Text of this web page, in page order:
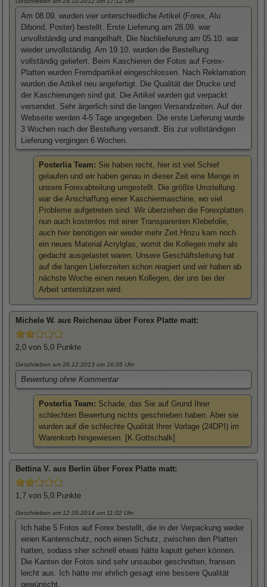
Am 08.09. wurden vier unterschiedliche Artikel (Forex, Alu
Dibond, Poster) bestellt. Erste Lieferung am 28.09. war
unvollständig und mangelhaft. Die Nachlieferung am 05.10. war
wieder unvollständig. Am 19.10. wurden die Bestellung
vollständig geliefert. Beim Kaschieren der Fotos auf Forex-
Platten wurden Fremdpartikel eingeschlossen. Nach Reklamation
wurden die Artikel neu angefertigt. Die Qualität der Drucke und
der Kaschierungen sind gut. Die Artikel wurden gut verpackt
versendet. Sehr ärgerlich sind die langen Versandzeiten. Auf der
Webseite werden 4-5 Tage angegeben. Die erste Lieferung wurde
3 Wochen nach der Bestellung versandt. Bis zur vollständigen
Lieferung vergingen 6 Wochen.
Posterlia Team: Sie haben recht, hier ist viel Schief
gelaufen und wir haben genau in dieser Zeit eine Menge in
unsere Forexabteilung umgestellt. Die größte Umstellung
war die Anschaffung einer Kaschiermaschine, wo viel
Probleme aufgetreten sind. Wir überziehen die Forexplatten
nun auch kostenlos mit einer Transparenten Klebefolie,
auch hier benötigen wir wieder mehr Zeit.Hinzu kam noch
ein neues Material Acrylglas, womit die Kollegen mehr als
gedacht ausgelastet waren. Unsere Geschäftsleitung hat
auf die langen Lieferzeiten schon reagiert und wir haben ab
nächste Woche einen neuen Kollegen, der uns bei der
Arbeit unterstützen wird.
Michele W. aus Reichenau über Forex Platte matt:
2,0 von 5,0 Punkte
Geschrieben am 26.12.2013 um 16:05 Uhr
Bewertung ohne Kommentar
Posterlia Team: Schade, das Sie auf Grund Ihrer
schlechten Bewertung nichts geschrieben haben. Aber sie
wurden auf die schlechte Qualität Ihrer Vorlage (24DPI) im
Warenkorb hingewiesen. [K.Gottschalk]
Bettina V. aus Berlin über Forex Platte matt:
1,7 von 5,0 Punkte
Geschrieben am 12.09.2014 um 11:02 Uhr
Ich habe 5 Fotos auf Forex bestellt, die in der Verpackung weder
einen Kantenschutz, noch einen Schutz, zwischen den Platten
hatten, sodass sher schnell etwas hätte kaputt gehen können.
Die Kanten der Fotos sind sehr unsauber geschnitten, fransen
leicht aus. Ich hätte mir ehrlich gesagt eine bessere Qualität
gewünscht.